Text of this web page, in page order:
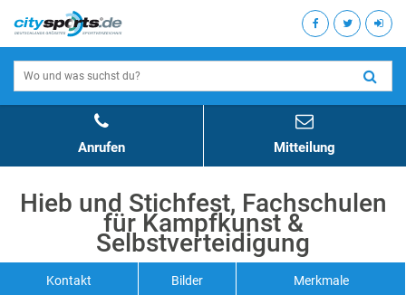
Anrufen Mitteilung
Hieb und Stichfest, Fachschulen
für Kampfkunst &
Selbstverteidigung
Kontakt Bilder Merkmale